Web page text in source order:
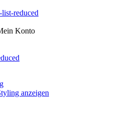
Konto
anzeigen